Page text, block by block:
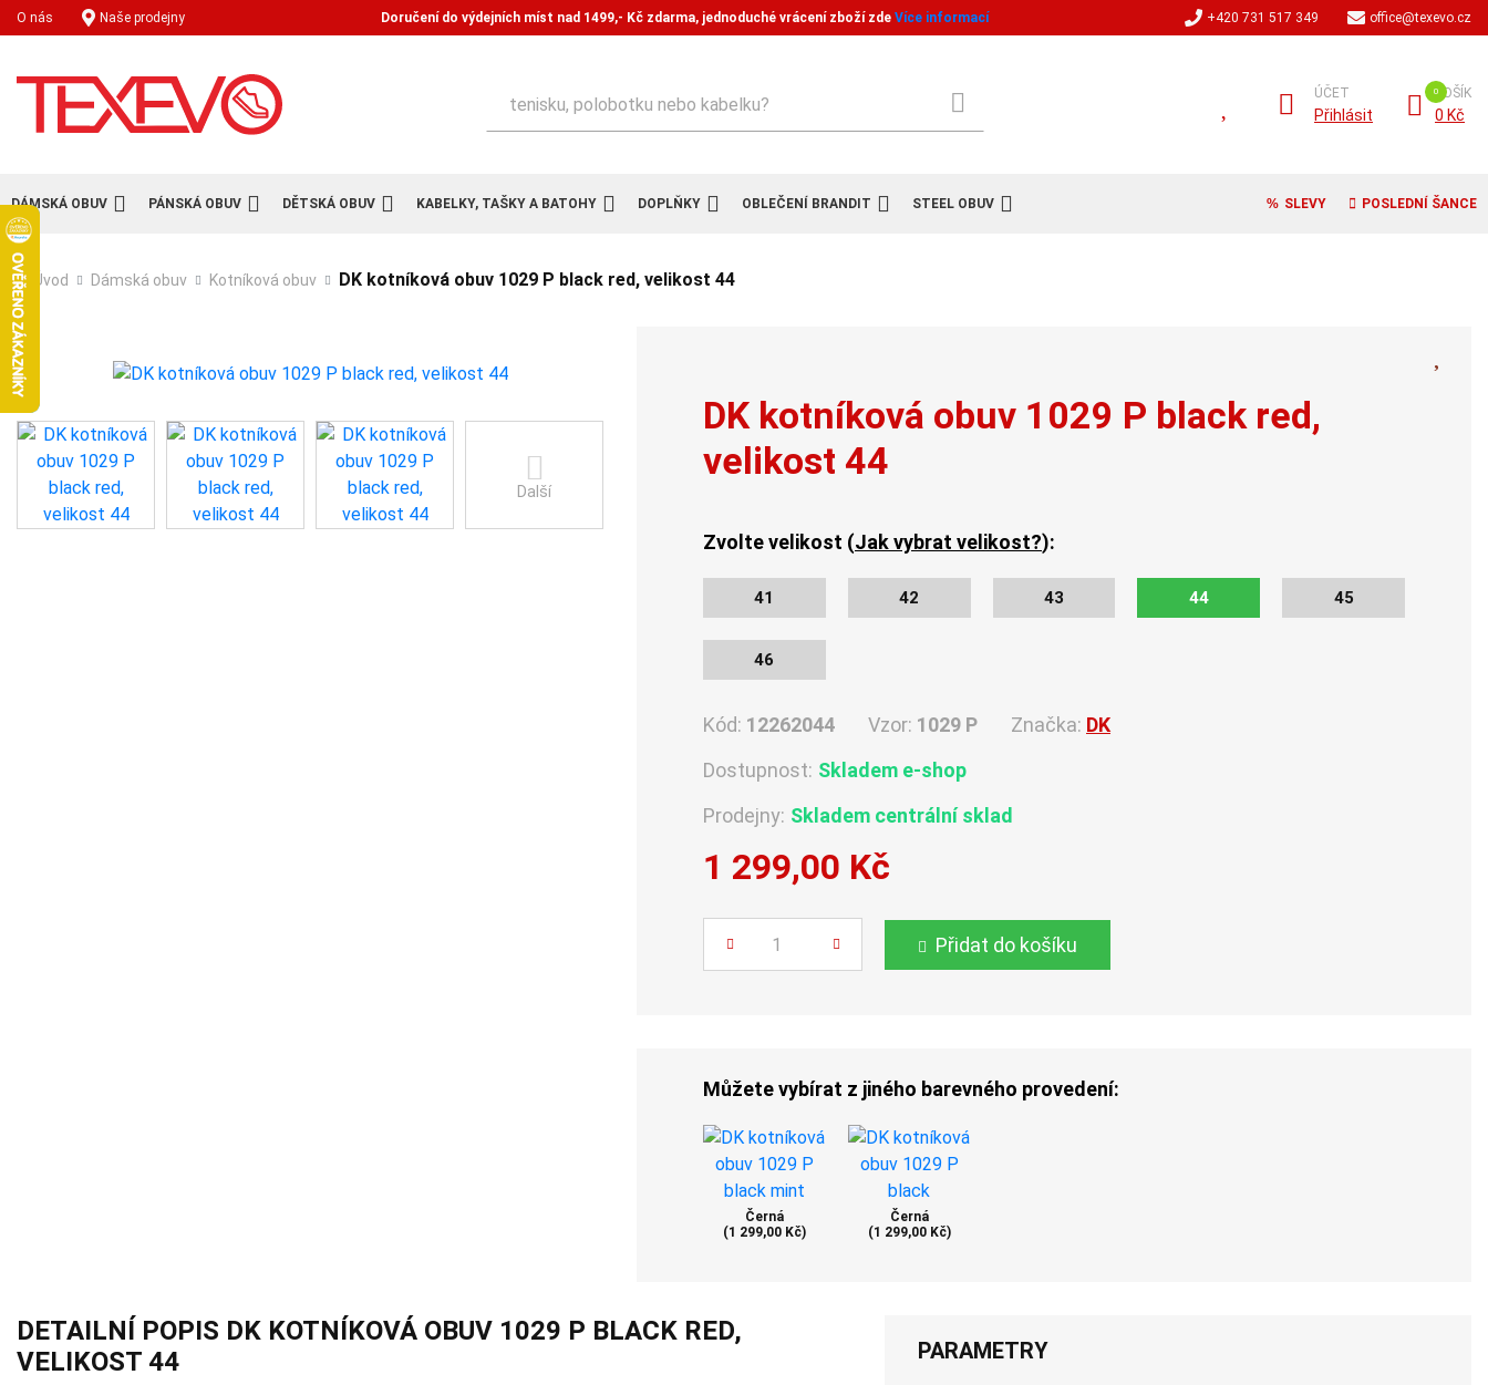
O nás Naše prodejny Doručení do výdejních míst nad 1499,- Kč zdarma, jednoduché vrácení zboží zde Více informací +420 731 517 349 office@texevo.cz
ÚČET
Přihlásit
KOŠÍK
0 Kč
DÁMSKÁ OBUV PÁNSKÁ OBUV DĚTSKÁ OBUV KABELKY, TAŠKY A BATOHY DOPLŇKY OBLEČENÍ BRANDIT STEEL OBUV SLEVY POSLEDNÍ ŠANCE
Úvod Dámská obuv Kotníková obuv DK kotníková obuv 1029 P black red, velikost 44
Další
DK kotníková obuv 1029 P black red,
velikost 44
Zvolte velikost (Jak vybrat velikost?):
41 42 43 44 45
46
Kód: 12262044 Vzor: 1029 P Značka: DK
Dostupnost: Skladem e-shop
Prodejny: Skladem centrální sklad
1 299,00 Kč
Přidat do košíku
Můžete vybírat z jiného barevného provedení:
Černá
(1 299,00 Kč)
Černá
(1 299,00 Kč)
DETAILNÍ POPIS DK KOTNÍKOVÁ OBUV 1029 P BLACK RED,
VELIKOST 44
PARAMETRY